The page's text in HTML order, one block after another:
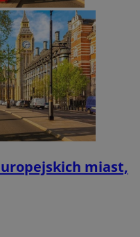
miast,